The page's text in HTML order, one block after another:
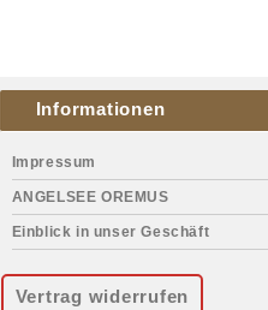
Informationen
Impressum
ANGELSEE OREMUS
Einblick in unser Geschäft
Vertrag widerrufen